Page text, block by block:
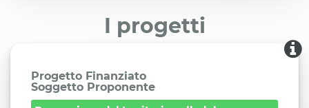
I progetti
Progetto Finanziato
Soggetto Proponente